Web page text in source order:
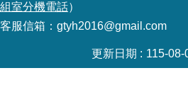
雙
語
組室分機電話）
客服信箱：gtyh2016@gmail.com
更新日期 115-08-